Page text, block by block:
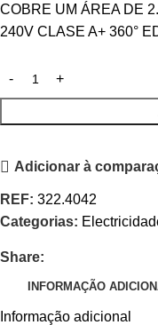
COBRE UM ÁREA DE
240V CLASE A+ 360°
Adicionar à
REF: 322.4042
Categorias:
Share:
INFORMAÇÃO
Informação adicional